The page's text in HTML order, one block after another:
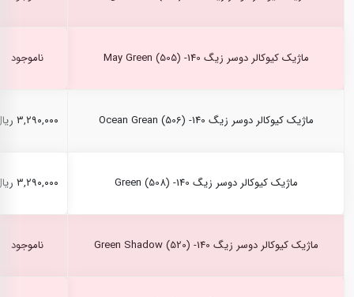
ماژیک کیوکالر دوسر زیگ May Green (505) -140 ناموجود
ماژیک کیوکالر دوسر زیگ Ocean Grean (506) -140 ۳,۲۹۰,۰۰۰ ریال
ماژیک کیوکالر دوسر زیگ Green (508) -140 ۳,۲۹۰,۰۰۰ ریال
ماژیک کیوکالر دوسر زیگ Green Shadow (520) -140 ناموجود